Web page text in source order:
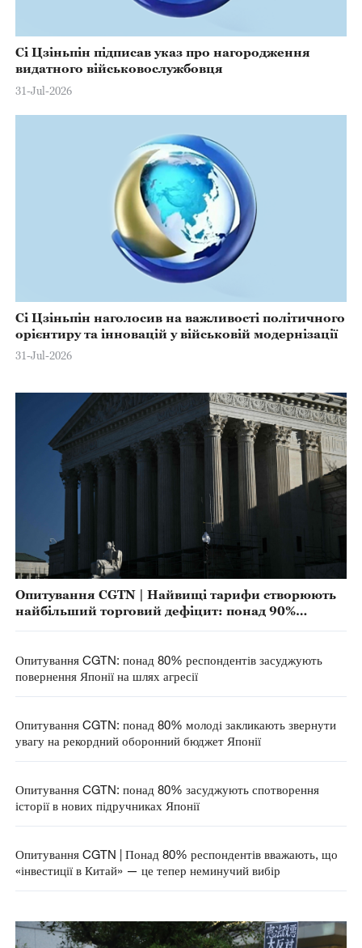
Сі Цзіньпін підписав указ про нагородження
видатного військовослужбовця
31-Jul-2026
Сі Цзіньпін наголосив на важливості політичного
орієнтиру та інновацій у військовій модернізації
31-Jul-2026
Опитування CGTN | Найвищі тарифи створюють
найбільший торговий дефіцит: понад 90%
Опитування CGTN: понад 80% респондентів засуджують
повернення Японії на шлях агресії
Опитування CGTN: понад 80% молоді закликають звернути
увагу на рекордний оборонний бюджет Японії
Опитування CGTN: понад 80% засуджують спотворення
історії в нових підручниках Японії
Опитування CGTN | Понад 80% респондентів вважають, що
«інвестиції в Китай» — це тепер неминучий вибір